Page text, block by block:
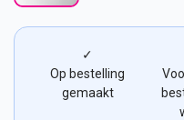
✓
Op bestelling
gemaakt